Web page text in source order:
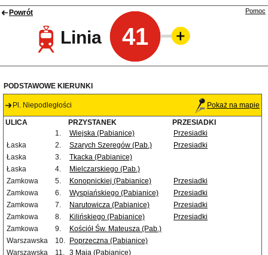
Powrót
Linia 41
Pomoc
PODSTAWOWE KIERUNKI
Pl. Niepodległości Pokaż na mapie
ULICA PRZYSTANEK
PRZESIADKI
1.
Wiejska (Pabianice)
Przesiadki
Łaska
2. Szarych Szeregów (Pab.)
Przesiadki
Łaska
3.
Tkacka (Pabianice)
Łaska
4.
Mielczarskiego (Pab.)
Zamkowa
5. Konopnickiej (Pabianice)
Przesiadki
Zamkowa
6. Wyspiańskiego (Pabianice)
Przesiadki
Zamkowa
7. Narutowicza (Pabianice)
Przesiadki
Zamkowa
8. Kilińskiego (Pabianice)
Przesiadki
Zamkowa
9.
Kościół Św. Mateusza (Pab.)
Warszawska
10.
Poprzeczna (Pabianice)
Warszawska
11. 3 Maja (Pabianice)